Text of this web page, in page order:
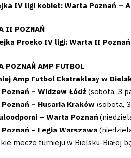
IV ligi kobiet: Warta Poznań –
II POZNAŃ
Proeko IV ligi: Warta II
POZNAŃ AMP FUTBOL
Amp Futbol Ekstraklasy w
– Widzew Łódź (sobota, 3
– Husaria Kraków (sobota,
– Warta Poznań
– Legia Warszawa
mecze turnieju w Bielsku-Białej